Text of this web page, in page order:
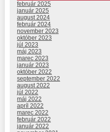
február 2025
január 2025
august 2024
február 2024
november 2023
október 2023
júl 2023
máj 2023
marec 2023
január 2023
október 2022
september 2022
august 2022
júl 2022
máj 2022
apríl 2022
marec 2022
február 2022
január 2022